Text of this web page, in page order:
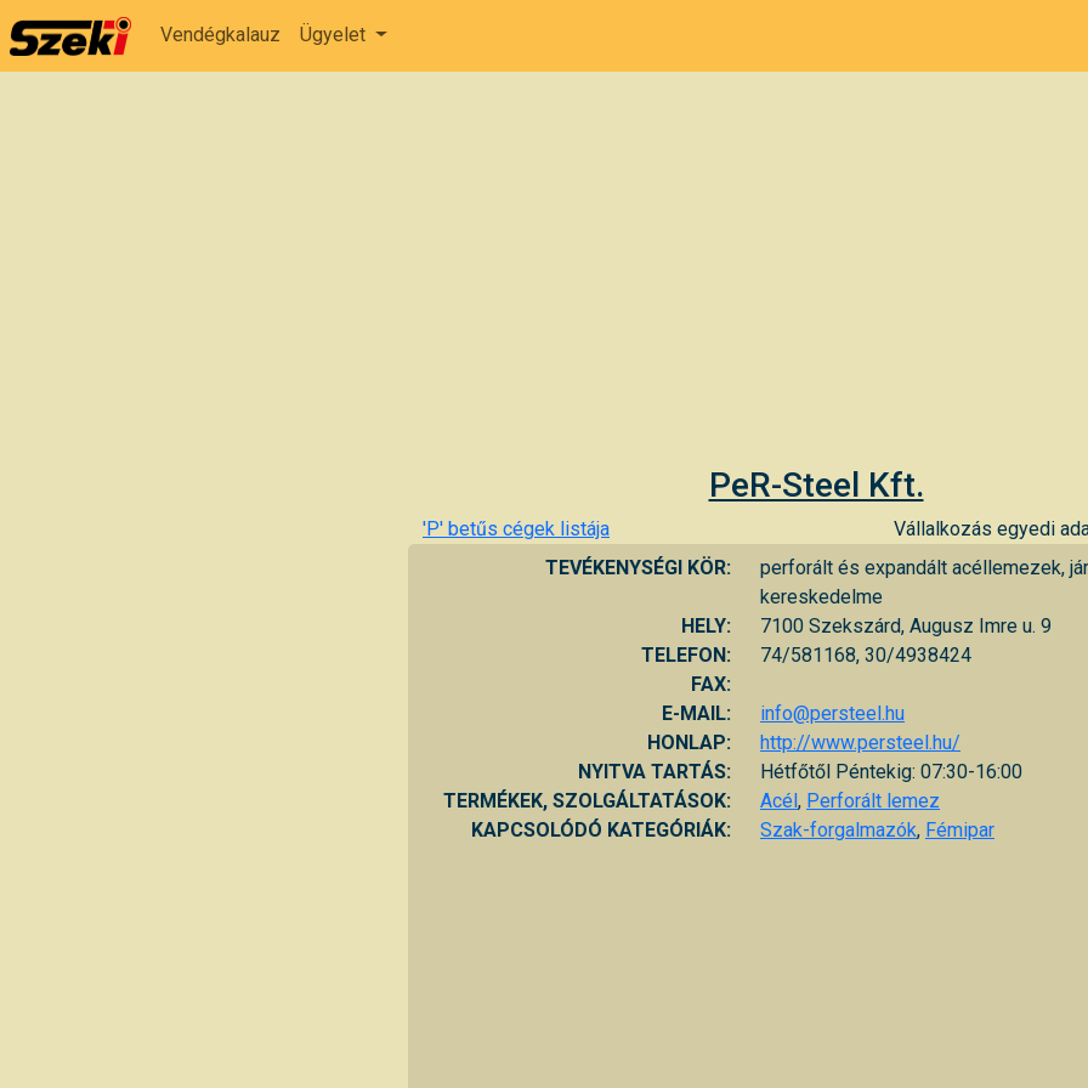
Vendégkalauz Ügyelet
PeR-Steel Kft.
'P' betűs cégek listája
Vállalkozás egyedi
TEVÉKENYSÉGI KÖR:
perforált és expandált acéllemezek,
kereskedelme
HELY:
7100 Szekszárd, Augusz Imre u. 9
TELEFON:
74/581168, 30/4938424
FAX:
E-MAIL:
info@persteel.hu
HONLAP:
http://www.persteel.hu/
NYITVA TARTÁS:
Hétfőtől Péntekig: 07:30-16:00
TERMÉKEK, SZOLGÁLTATÁSOK:
Acél, Perforált lemez
KAPCSOLÓDÓ KATEGÓRIÁK:
Szak-forgalmazók, Fémipar